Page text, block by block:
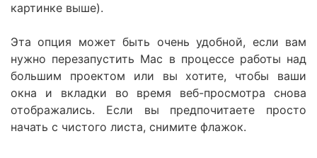
картинке выше).
Эта опция может быть очень удобной, если вам
нужно перезапустить Mac в процессе работы над
большим проектом или вы хотите, чтобы ваши
окна и вкладки во время веб-просмотра снова
отображались. Если вы предпочитаете просто
начать с чистого листа, снимите флажок.